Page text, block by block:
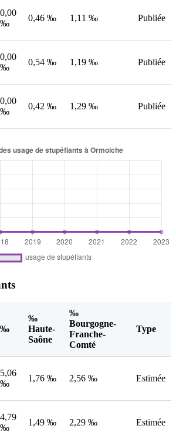
0,00
‰
0,46 ‰ 1,11 ‰ Publiée
0,00
‰
0,54 ‰ 1,19 ‰ Publiée
0,00
‰
0,42 ‰ 1,29 ‰ Publiée
‰
‰
Haute-
Saône
‰
Bourgogne-
Franche-
Comté
Type
5,06
‰
1,76 ‰ 2,56 ‰ Estimée
4,79
‰
1,49 ‰ 2,29 ‰ Estimée